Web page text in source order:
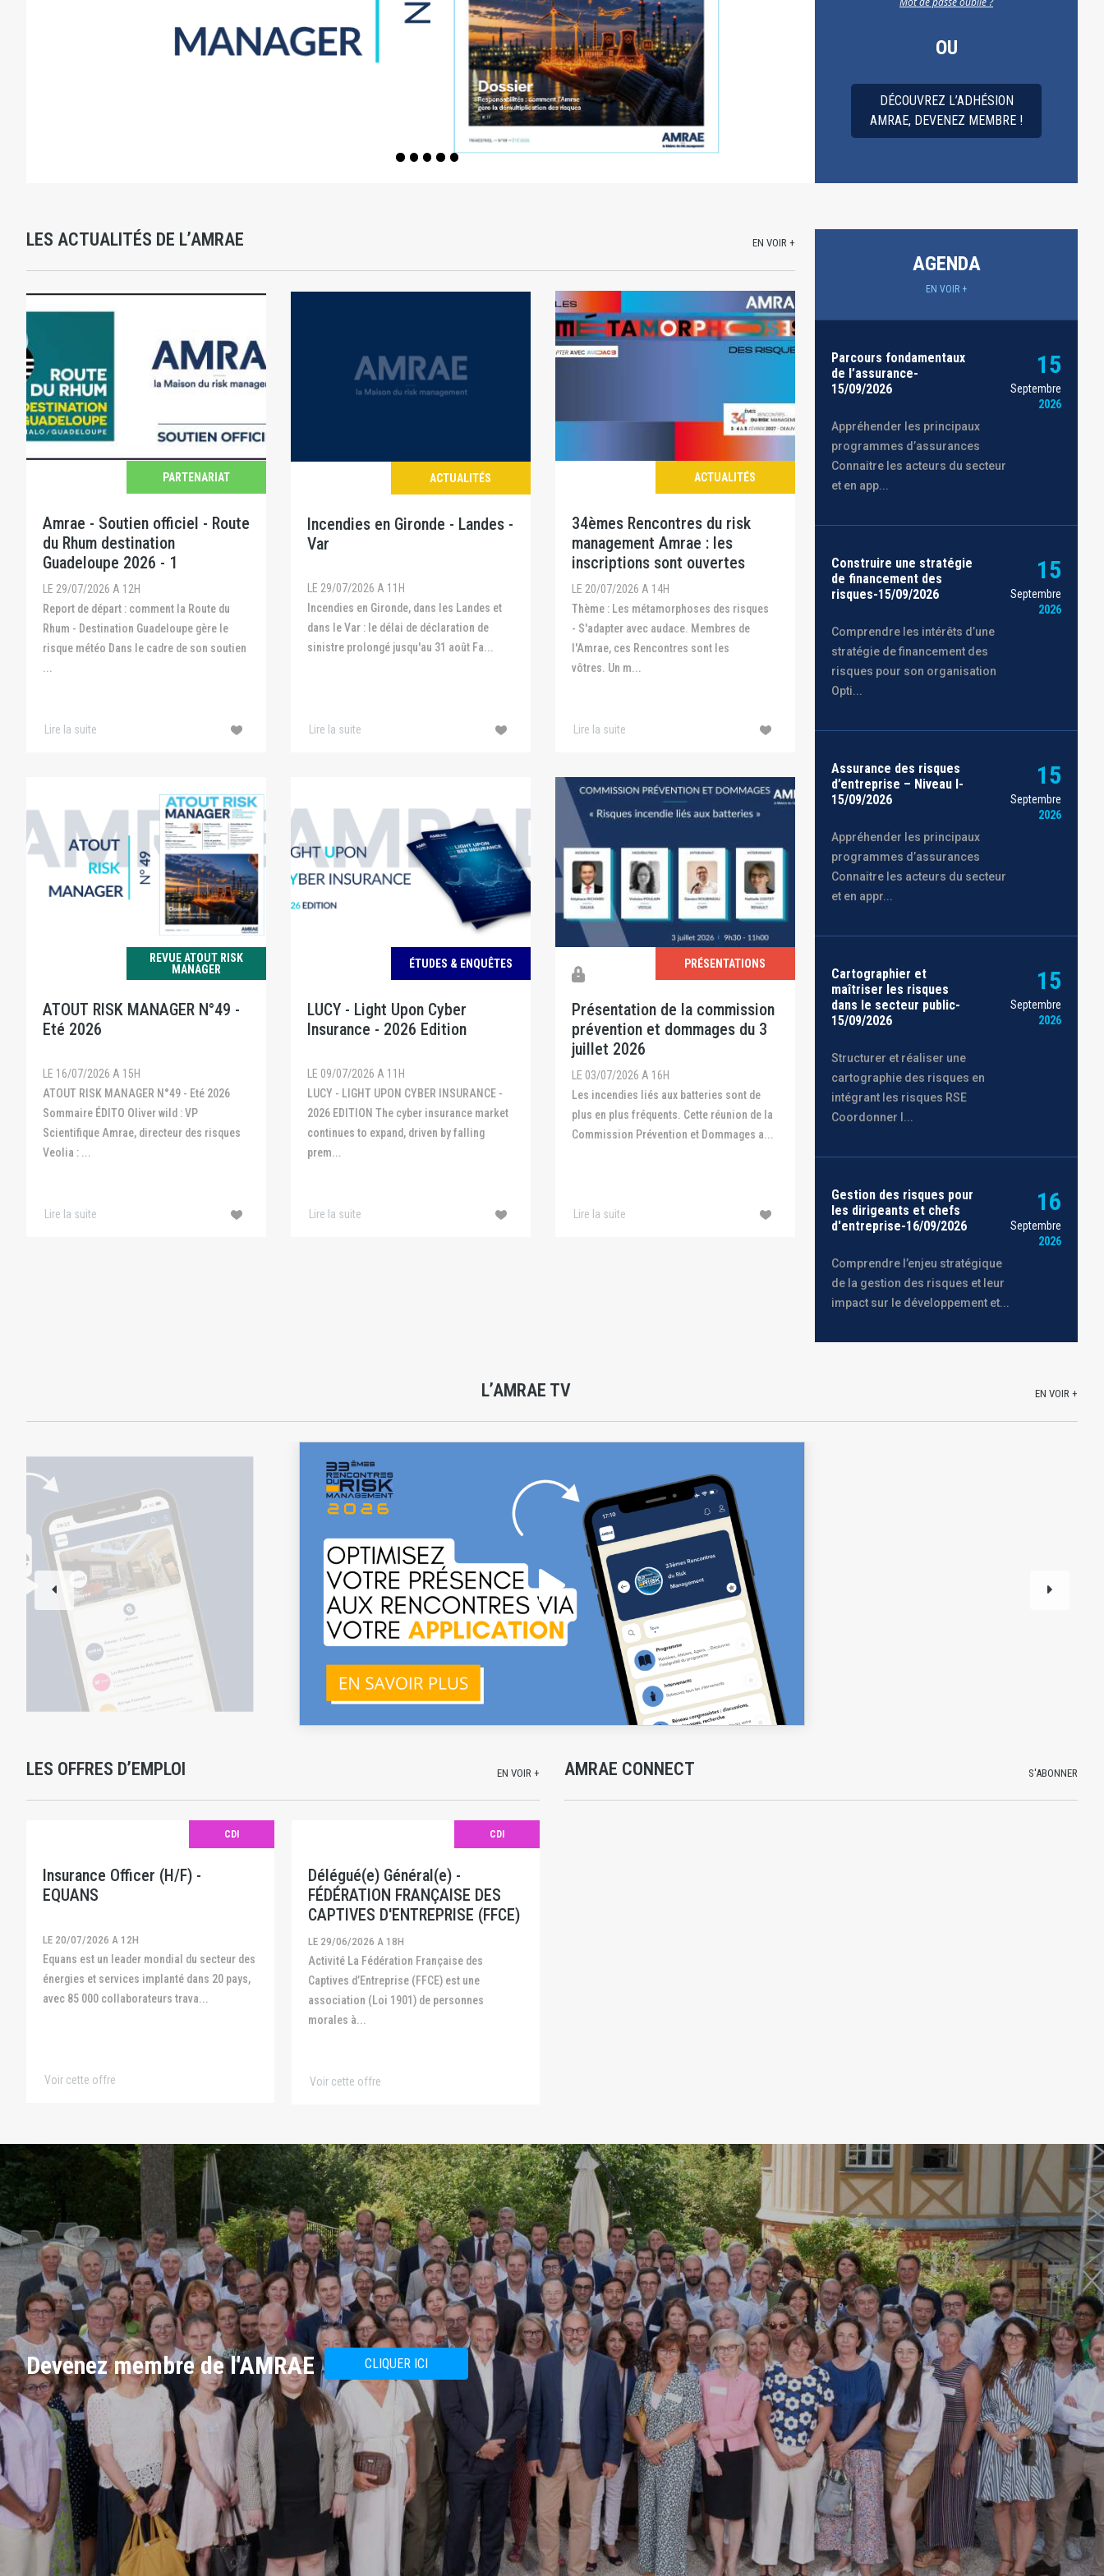
OU
DÉCOUVREZ L’ADHÉSION
AMRAE, DEVENEZ MEMBRE !
LES ACTUALITÉS DE L’AMRAE EN VOIR +
PARTENARIAT
Amrae - Soutien officiel - Route
du Rhum destination
Guadeloupe 2026 - 1
LE 29/07/2026 A 12H
Report de départ : comment la Route du
Rhum - Destination Guadeloupe gère le
risque météo Dans le cadre de son soutien
...
Lire la suite
ACTUALITÉS
Incendies en Gironde - Landes -
Var
LE 29/07/2026 A 11H
dans le Var : le délai de déclaration de
sinistre prolongé jusqu'au 31 août Fa...
Lire la suite
ACTUALITÉS
34èmes Rencontres du risk
management Amrae : les
inscriptions sont ouvertes
LE 20/07/2026 A 14H
Thème : Les métamorphoses des risques
- S'adapter avec audace. Membres de
l'Amrae, ces Rencontres sont les
vôtres. Un m...
Lire la suite
REVUE ATOUT RISK
MANAGER
ATOUT RISK MANAGER N°49 -
Eté 2026
LE 16/07/2026 A 15H
ATOUT RISK MANAGER N°49 - Eté 2026
Sommaire ÉDITO Oliver wild : VP
Scientifique Amrae, directeur des risques
Veolia : ...
Lire la suite
ÉTUDES & ENQUÊTES
LUCY - Light Upon Cyber
Insurance - 2026 Edition
LE 09/07/2026 A 11H
LUCY - LIGHT UPON CYBER INSURANCE -
2026 EDITION The cyber insurance market
continues to expand, driven by falling
prem...
Lire la suite
PRÉSENTATIONS
Présentation de la commission
prévention et dommages du 3
juillet 2026
LE 03/07/2026 A 16H
Les incendies liés aux batteries sont de
plus en plus fréquents. Cette réunion de la
Commission Prévention et Dommages a...
Lire la suite
AGENDA
EN VOIR +
Parcours fondamentaux
de l’assurance-
15/09/2026
Appréhender les principaux
programmes d’assurances
Connaitre les acteurs du secteur
et en app...
15
Septembre
2026
Construire une stratégie
de financement des
risques-15/09/2026
Comprendre les intérêts d’une
stratégie de financement des
risques pour son organisation
Opti...
15
Septembre
2026
Assurance des risques
d’entreprise – Niveau I-
15/09/2026
Appréhender les principaux
programmes d’assurances
Connaitre les acteurs du secteur
et en appr...
15
Septembre
2026
Cartographier et
maîtriser les risques
dans le secteur public-
15/09/2026
Structurer et réaliser une
cartographie des risques en
intégrant les risques RSE
Coordonner l...
15
Septembre
2026
Gestion des risques pour
les dirigeants et chefs
d'entreprise-16/09/2026
Comprendre l’enjeu stratégique
de la gestion des risques et leur
impact sur le développement et...
16
Septembre
2026
L’AMRAE TV EN VOIR +
LES OFFRES D’EMPLOI EN VOIR +
CDI
Insurance Officer (H/F) -
EQUANS
LE 20/07/2026 A 12H
Equans est un leader mondial du secteur des
énergies et services implanté dans 20 pays,
avec 85 000 collaborateurs trava...
Voir cette offre
CDI
Délégué(e) Général(e) -
FÉDÉRATION FRANÇAISE DES
CAPTIVES D'ENTREPRISE (FFCE)
LE 29/06/2026 A 18H
Activité La Fédération Française des
Captives d’Entreprise (FFCE) est une
association (Loi 1901) de personnes
morales à...
Voir cette offre
AMRAE CONNECT S'ABONNER
Devenez membre de l'AMRAE CLIQUER ICI